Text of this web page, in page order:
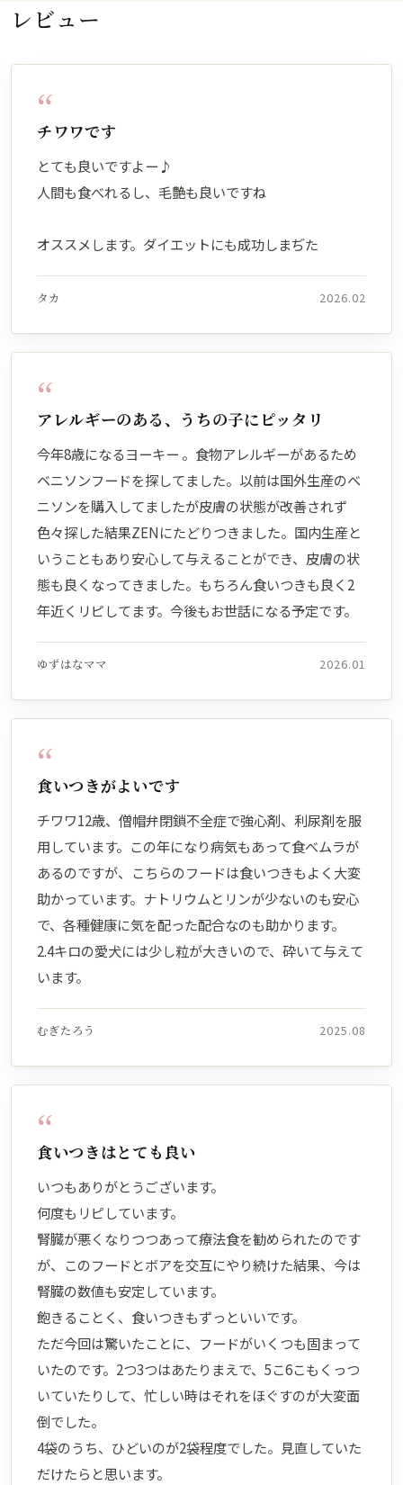
レビュー
“
チワワです
とても良いですよー♪
人間も食べれるし、毛艶も良いですね
オススメします。ダイエットにも成功しまぢた
タカ 2026.02
“
アレルギーのある、うちの子にピッタリ
今年8歳になるヨーキー 。食物アレルギーがあるため
ベニソンフードを探してました。以前は国外生産のベ
ニソンを購入してましたが皮膚の状態が改善されず
色々探した結果ZENにたどりつきました。国内生産と
いうこともあり安心して与えることができ、皮膚の状
態も良くなってきました。もちろん食いつきも良く2
年近くリピしてます。今後もお世話になる予定です。
ゆずはなママ 2026.01
“
食いつきがよいです
チワワ12歳、僧帽弁閉鎖不全症で強心剤、利尿剤を服
用しています。この年になり病気もあって食べムラが
あるのですが、こちらのフードは食いつきもよく大変
助かっています。ナトリウムとリンが少ないのも安心
で、各種健康に気を配った配合なのも助かります。
2.4キロの愛犬には少し粒が大きいので、砕いて与えて
います。
むぎたろう 2025.08
“
食いつきはとても良い
いつもありがとうございます。
何度もリピしています。
腎臓が悪くなりつつあって療法食を勧められたのです
が、このフードとボアを交互にやり続けた結果、今は
腎臓の数値も安定しています。
飽きることく、食いつきもずっといいです。
ただ今回は驚いたことに、フードがいくつも固まって
いたのです。2つ3つはあたりまえで、5こ6こもくっつ
いていたりして、忙しい時はそれをほぐすのが大変面
倒でした。
4袋のうち、ひどいのが2袋程度でした。見直していた
だけたらと思います。